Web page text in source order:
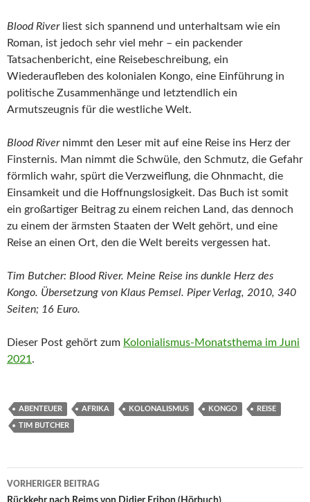
Blood Riverliest sich spannend und unterhaltsam wie ein
Roman, ist jedoch sehr viel mehr – ein packender
Tatsachenbericht, eine Reisebeschreibung, ein
Wiederaufleben des kolonialen Kongo, eine Einführung in
politische Zusammenhänge und letztendlich ein
Armutszeugnis für die westliche Welt.
Blood Rivernimmt den Leser mit auf eine Reise ins Herz der
Finsternis. Man nimmt die Schwüle, den Schmutz, die Gefahr
förmlich wahr, spürt die Verzweiflung, die Ohnmacht, die
Einsamkeit und die Hoffnungslosigkeit. Das Buch ist somit
ein großartiger Beitrag zu einem reichen Land, das dennoch
zu einem der ärmsten Staaten der Welt gehört, und eine
Reise an einen Ort, den die Welt bereits vergessen hat.
Tim Butcher: Blood River. Meine Reise ins dunkle Herz des
Kongo. Übersetzung von Klaus Pemsel. Piper Verlag, 2010, 340
Seiten; 16 Euro.
Dieser Post gehört zum Kolonialismus-Monatsthema im Juni
2021 .
ABENTEUER AFRIKA KOLONALISMUS KONGO REISE
TIM BUTCHER
Beitragsnavigation
VORHERIGER BEITRAG